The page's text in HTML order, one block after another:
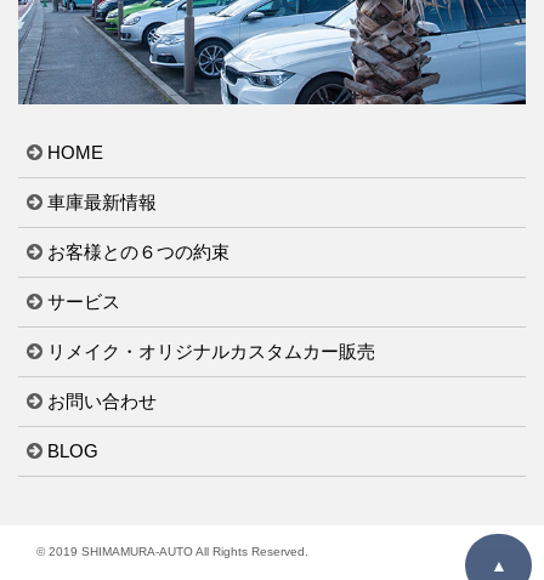
HOME
車庫最新情報
お客様との６つの約束
サービス
リメイク・オリジナルカスタムカー販売
お問い合わせ
BLOG
© 2019 SHIMAMURA-AUTO All Rights Reserved.
▲